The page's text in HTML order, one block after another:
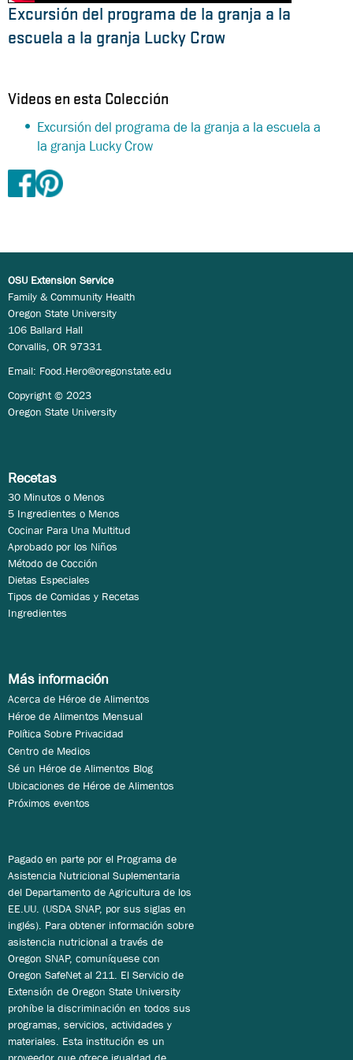
Excursión del programa de la granja a la
escuela a la granja Lucky Crow
Videos en esta Colección
Excursión del programa de la granja a la escuela a
la granja Lucky Crow
OSU Extension Service
Family & Community Health
Oregon State University
106 Ballard Hall
Corvallis, OR 97331
Email: Food.Hero@oregonstate.edu
Copyright © 2023
Oregon State University
Recetas
30 Minutos o Menos
5 Ingredientes o Menos
Cocinar Para Una Multitud
Aprobado por los Niños
Método de Cocción
Dietas Especiales
Tipos de Comidas y Recetas
Ingredientes
Más información
Acerca de Héroe de Alimentos
Héroe de Alimentos Mensual
Política Sobre Privacidad
Centro de Medios
Sé un Héroe de Alimentos Blog
Ubicaciones de Héroe de Alimentos
Próximos eventos
Pagado en parte por el Programa de
Asistencia Nutricional Suplementaria
del Departamento de Agricultura de los
EE.UU. (USDA SNAP, por sus siglas en
inglés). Para obtener información sobre
asistencia nutricional a través de
Oregon SNAP, comuníquese con
Oregon SafeNet al 211. El Servicio de
Extensión de Oregon State University
prohíbe la discriminación en todos sus
programas, servicios, actividades y
materiales. Esta institución es un